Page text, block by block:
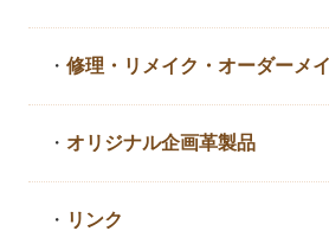
・修理・リメイク・ オーダーメ
・ オリジナル企画革製品
・ リンク